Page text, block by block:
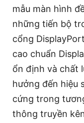
mẫu màn hình
những tiến bộ
cổng
cao chuẩn
ổn định và chất
hưởng đến hiệu
cứng trong
thông truyền